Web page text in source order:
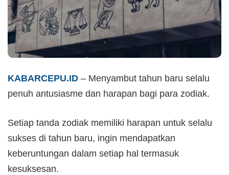
KABARCEPU.ID – Menyambut tahun baru selalu
penuh antusiasme dan harapan bagi para zodiak.
Setiap tanda zodiak memiliki harapan untuk selalu
sukses di tahun baru, ingin mendapatkan
keberuntungan dalam setiap hal termasuk
kesuksesan.